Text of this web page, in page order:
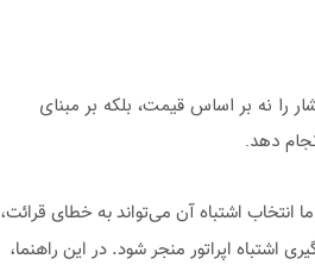
را نه بر اساس قیمت، بلکه بر مبنای
دهد.
انتخاب اشتباه آن می‌تواند به خطای قرائت،
اشتباه اپراتور منجر شود. در این راهنما،